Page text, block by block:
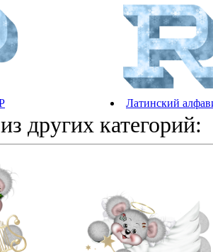
Латинский
других категорий: